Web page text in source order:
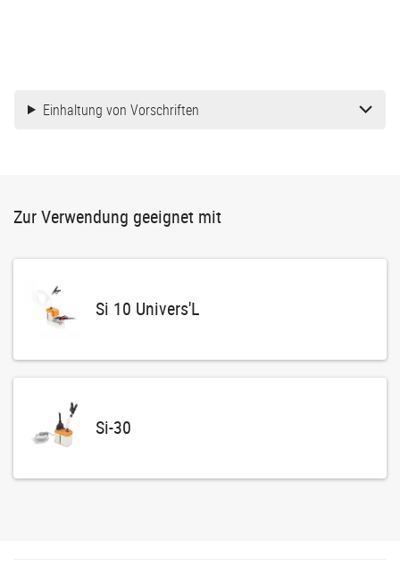
Einhaltung von Vorschriften
Zur Verwendung geeignet mit
Si 10 Univers'L
Si-30